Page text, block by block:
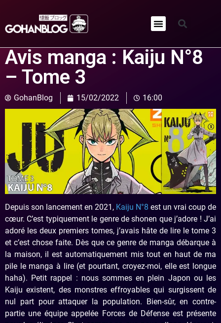
Avis manga : Kaiju N°8
– Tome 3
GohanBlog 15/02/2022 16:00
Depuis son lancement en 2021, Kaiju N°8 est un vrai coup de
cœur. C’est typiquement le genre de shonen que j’adore ! J’ai
adoré les deux premiers tomes, j’avais hâte de lire le tome 3
et c’est chose faite. Dès que ce genre de manga débarque à
la maison, il est automatiquement mis tout en haut de ma
pile le manga à lire (et pourtant, croyez-moi, elle est longue
haha). Petit rappel : nous sommes en plein Japon ou les
Kaiju existent, des monstres effroyables qui surgissent de
nul part pour attaquer la population. Bien-sûr, en contre-
partie une équipe appelée Forces de Défense est présente